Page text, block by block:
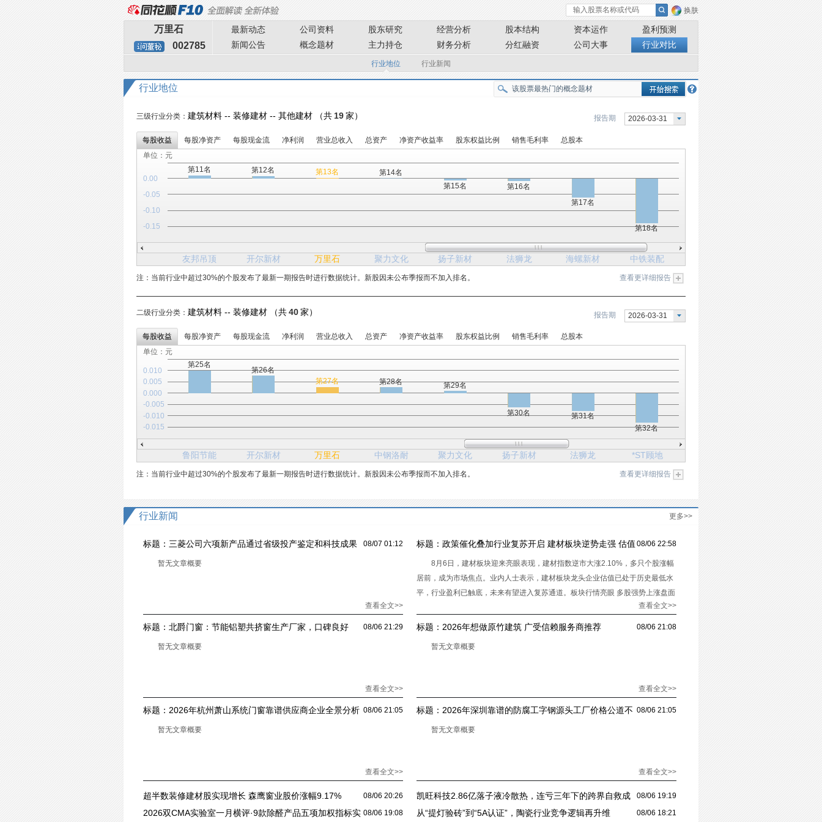
换肤
万里石
002785
最新动态 公司资料 股东研究 经营分析 股本结构 资本运作
盈利预测
新闻公告
概念题材 主力持仓 财务分析 分红融资 公司大事 行业对比
行业地位 行业新闻
行业地位
三级行业分类： 建筑材料 -- 装修建材 -- 其他建材 （共 19家） 2026-03-31
报告期
每股收益 每股净资产 每股现金流 净利润 营业总收入 总资产 净资产收益率 股东权益比例 销售毛利率
总股本
单位：元
友邦吊顶 开尔新材 万里石 聚力文化 扬子新材 法狮龙 海螺新材 中铁装配
-0.15
-0.10
-0.05
0.00
第11名 第12名 第13名
第14名
第15名
第16名
第17名
第18名
查看更详细报告
注：当前行业中超过30%的个股发布了最新一期报告时进行数据统计。新股因未公布季报而不加入排名。
二级行业分类： 建筑材料 -- 装修建材 （共40家） 2026-03-31
报告期
每股收益 每股净资产 每股现金流 净利润 营业总收入 总资产 净资产收益率 股东权益比例 销售毛利率
总股本
单位：元
鲁阳节能 开尔新材 万里石 中钢洛耐 聚力文化 扬子新材 法狮龙 *ST顾地
-0.015
-0.010
-0.005
0.000
0.005
0.010
第25名
第26名
第27名
第28名 第29名
第30名
第31名
第32名
查看更详细报告
注：当前行业中超过30%的个股发布了最新一期报告时进行数据统计。新股因未公布季报而不加入排名。
行业新闻 更多>>
08/07 01:12
标题： 三菱公司六项新产品通过省级投产鉴定和科技成果
暂无文章概要
查看全文>>
08/06 22:58
标题： 政策催化叠加行业复苏开启 建材板块逆势走强 估值
8月6日，建材板块迎来亮眼表现，建材指数逆市大涨2.10%，多只个股涨幅
居前，成为市场焦点。业内人士表示，建材板块龙头企业估值已处于历史最低水
平，行业盈利已触底，未来有望进入复苏通道。板块行情亮眼 多股强势上涨盘面
查看全文>>
08/06 21:29
标题： 北爵门窗：节能铝塑共挤窗生产厂家，口碑良好
暂无文章概要
查看全文>>
08/06 21:08
标题： 2026年想做原竹建筑 广受信赖服务商推荐
暂无文章概要
查看全文>>
08/06 21:05
标题： 2026年杭州萧山系统门窗靠谱供应商企业全景分析
暂无文章概要
查看全文>>
08/06 21:05
标题： 2026年深圳靠谱的防腐工字钢源头工厂价格公道不
暂无文章概要
查看全文>>
08/06 20:26
超半数装修建材股实现增长 森鹰窗业股价涨幅9.17% 08/06 19:19
凯旺科技2.86亿落子液冷散热，连亏三年下的跨界自救成
效待考
08/06 19:08
2026双CMA实验室一月横评·9款除醛产品五项加权指标实 08/06 18:21
从“提灯验砖”到“5A认证”，陶瓷行业竞争逻辑再升维